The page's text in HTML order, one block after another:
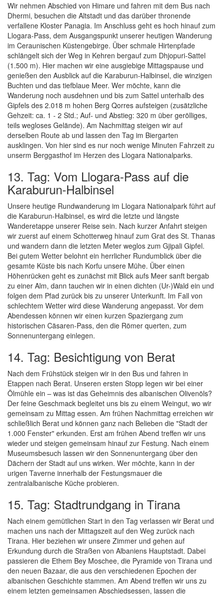
Wir nehmen Abschied von Himare und fahren mit dem Bus nach
Dhermi, besuchen die Altstadt und das darüber thronende
verfallene Kloster Panagia. Im Anschluss geht es hoch hinauf zum
Llogara-Pass, dem Ausgangspunkt unserer heutigen Wanderung
im Ceraunischen Küstengebirge. Über schmale Hirtenpfade
schlängelt sich der Weg in Kehren bergauf zum Dhjopuri-Sattel
(1.500 m). Hier machen wir eine ausgiebige Mittagspause und
genießen den Ausblick auf die Karaburun-Halbinsel, die winzigen
Buchten und das tiefblaue Meer. Wer möchte, kann die
Wanderung noch ausdehnen und bis zum Sattel unterhalb des
Gipfels des 2.018 m hohen Berg Qorres aufsteigen (zusätzliche
Gehzeit: ca. 1 - 2 Std.; Auf- und Abstieg: 320 m über gerölliges,
teils wegloses Gelände). Am Nachmittag steigen wir auf
derselben Route ab und lassen den Tag im Biergarten
ausklingen. Von hier sind es nur noch wenige Minuten Fahrzeit zu
unserm Berggasthof im Herzen des Llogara Nationalparks.
13. Tag: Vom Llogara-Pass auf die
Karaburun-Halbinsel
Unsere heutige Rundwanderung im Llogara Nationalpark führt auf
die Karaburun-Halbinsel, es wird die letzte und längste
Wanderetappe unserer Reise sein. Nach kurzer Anfahrt steigen
wir zuerst auf einem Schotterweg hinauf zum Grat des St. Thanas
und wandern dann die letzten Meter weglos zum Gjipali Gipfel.
Bei gutem Wetter belohnt ein herrlicher Rundumblick über die
gesamte Küste bis nach Korfu unsere Mühe. Über einen
Höhenrücken geht es zunächst mit Blick aufs Meer sanft bergab
zu einer Alm, dann tauchen wir in einen dichten (Ur-)Wald ein und
folgen dem Pfad zurück bis zu unserer Unterkunft. Im Fall von
schlechtem Wetter wird diese Wanderung angepasst. Vor dem
Abendessen können wir einen kurzen Spaziergang zum
historischen Cäsaren-Pass, den die Römer querten, zum
Sonnenuntergang einlegen.
14. Tag: Besichtigung von Berat
Nach dem Frühstück steigen wir in den Bus und fahren in
Etappen nach Berat. Unseren ersten Stopp legen wir bei einer
Ölmühle ein – was ist das Geheimnis des albanischen Olivenöls?
Der feine Geschmack begleitet uns bis zu einem Weingut, wo wir
gemeinsam zu Mittag essen. Am frühen Nachmittag erreichen wir
schließlich Berat und können ganz nach Belieben die "Stadt der
1.000 Fenster" erkunden. Erst am frühen Abend treffen wir uns
wieder und steigen gemeinsam hinauf zur Festung. Nach einem
Museumsbesuch lassen wir den Sonnenuntergang über den
Dächern der Stadt auf uns wirken. Wer möchte, kann in der
urigen Taverne innerhalb der Festungsmauer die
zentralalbanische Küche probieren.
15. Tag: Stadtrundgang in Tirana
Nach einem gemütlichen Start in den Tag verlassen wir Berat und
machen uns nach der Mittagszeit auf den Weg zurück nach
Tirana. Hier beziehen wir unsere Zimmer und gehen auf
Erkundung durch die Straßen von Albaniens Hauptstadt. Dabei
passieren die Ethem Bey Moschee, die Pyramide von Tirana und
den neuen Bazaar, die aus den verschiedenen Epochen der
albanischen Geschichte stammen. Am Abend treffen wir uns zu
einem letzten gemeinsamen Abschiedsessen, lassen die